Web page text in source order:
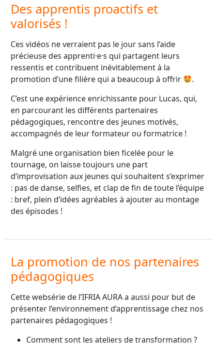
Des apprentis proactifs et
valorisés !
Ces vidéos ne verraient pas le jour sans l’aide
précieuse des apprenti·e·s qui partagent leurs
ressentis et contribuent inévitablement à la
promotion d’une filière qui a beaucoup à offrir
.
C’est une expérience enrichissante pour Lucas, qui,
en parcourant les différents partenaires
pédagogiques, rencontre des jeunes motivés,
accompagnés de leur formateur ou formatrice !
Malgré une organisation bien ficelée pour le
tournage, on laisse toujours une part
d’improvisation aux jeunes qui souhaitent s’exprimer
: pas de danse, selfies, et clap de fin de toute l’équipe
: bref, plein d’idées agréables à ajouter au montage
des épisodes !
La promotion de nos partenaires
pédagogiques
Cette websérie de l’IFRIA AURA a aussi pour but de
présenter l’environnement d’apprentissage chez nos
partenaires pédagogiques !
Comment sont les ateliers de transformation ?